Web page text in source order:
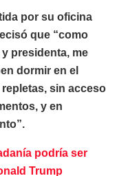
por su oficina
que “como
presidenta, me
dormir en el
sin acceso
y en
podría ser
Trump